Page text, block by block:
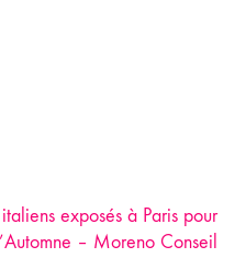
exposés à Paris pour
– Moreno Conseil